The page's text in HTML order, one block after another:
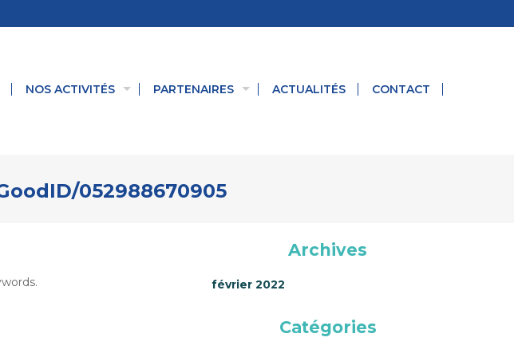
NOS ACTIVITÉS PARTENAIRES ACTUALITÉS CONTACT
052988670905
Archives
février 2022
Catégories